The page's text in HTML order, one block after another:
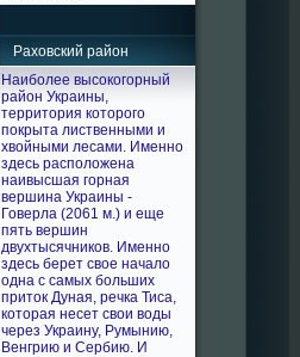
Раховский район
Наиболее высокогорный
район Украины,
территория которого
покрыта лиственными и
хвойными лесами. Именно
здесь расположена
наивысшая горная
вершина Украины -
Говерла (2061 м.) и еще
пять вершин
двухтысячников. Именно
здесь берет свое начало
одна с самых больших
приток Дуная, речка Тиса,
которая несет свои воды
через Украину, Румынию,
Венгрию и Сербию. И